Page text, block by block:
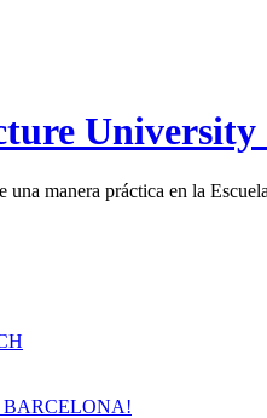
University
una manera práctica en la
BARCELONA!